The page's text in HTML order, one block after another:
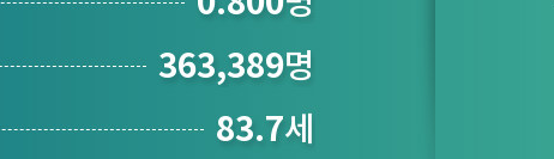
363,389명
83.7세